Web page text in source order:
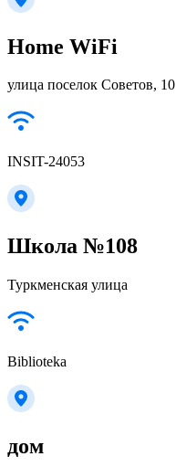
Home WiFi
улица поселок Советов, 10
INSIT-24053
Школа №108
Туркменская улица
Biblioteka
дом